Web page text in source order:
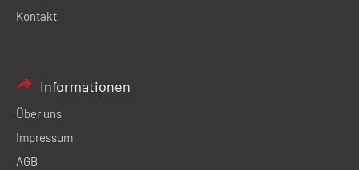
Kontakt
Informationen
Über uns
Impressum
AGB